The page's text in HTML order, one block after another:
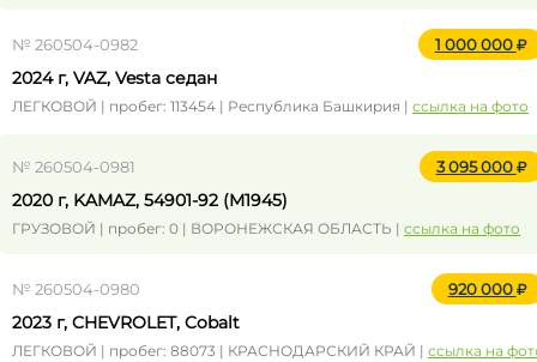
№ 260504-0982 1 000 000
2024 г, VAZ, Vesta седан
ЛЕГКОВОЙ | пробег: 113454 | Республика Башкирия | ссылка на фото
№ 260504-0981 3 095 000
2020 г, KAMAZ, 54901-92 (M1945)
ГРУЗОВОЙ | пробег: 0 | ВОРОНЕЖСКАЯ ОБЛАСТЬ | ссылка на фото
№ 260504-0980 920 000
2023 г, CHEVROLET, Cobalt
ЛЕГКОВОЙ | пробег: 88073 | КРАСНОДАРСКИЙ КРАЙ | ссылка на